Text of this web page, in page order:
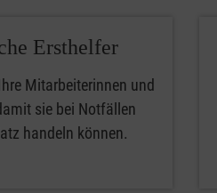
Ersthelfer
Mitarbeiterinnen und
sie bei Notfällen
handeln können.